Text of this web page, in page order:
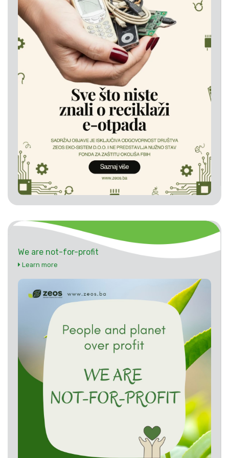
We are not-for-profit
Learn more